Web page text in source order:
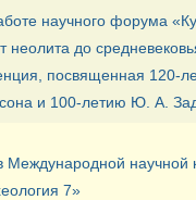
научного форума
неолита до
посвященная 120-
и 100-летию Ю. А.
Международной научной
7»